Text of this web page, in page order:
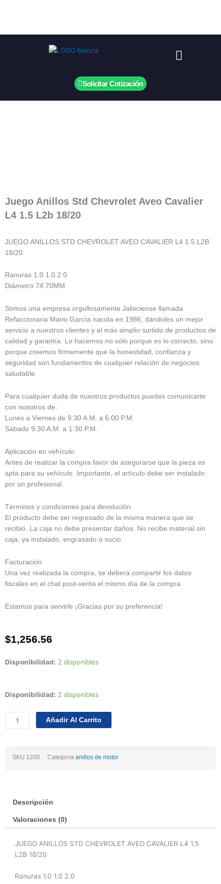
Menú
Solicitar Cotización
Juego Anillos Std Chevrolet Aveo Cavalier
L4 1.5 L2b 18/20
JUEGO ANILLOS STD CHEVROLET AVEO CAVALIER L4 1.5 L2B
18/20
Ranuras 1.0 1.0 2.0
Diámetro 74.70MM
Somos una empresa orgullosamente Jalisciense llamada
Refaccionaria Mario García nacida en 1986, dándoles un mejor
servicio a nuestros clientes y el más amplio surtido de productos de
calidad y garantía. Lo hacemos no sólo porque es lo correcto, sino
porque creemos firmemente que la honestidad, confianza y
seguridad son fundamentos de cualquier relación de negocios
saludable.
Para cualquier duda de nuestros productos puedes comunicarte
con nosotros de:
Lunes a Viernes de 9:30 A.M. a 6:00 P.M.
Sábado 9:30 A.M. a 1:30 P.M.
Aplicación en vehículo
Antes de realizar la compra favor de asegurarse que la pieza es
apta para su vehículo. Importante, el artículo debe ser instalado
por un profesional.
Términos y condiciones para devolución
El producto debe ser regresado de la misma manera que se
recibió. La caja no debe presentar daños. No recibe material sin
caja, ya instalado, engrasado o sucio.
Facturación
Una vez realizada la compra, se deberá compartir los datos
fiscales en el chat post-venta el mismo día de la compra.
Estamos para servirle ¡Gracias por su preferencia!
$1,256.56
Disponibilidad: 2 disponibles
Disponibilidad: 2 disponibles
Juego
Cavalier
cantidad
Añadir Al Carrito
SKU 1200 Categoría anillos de motor
Descripción
Valoraciones (0)
JUEGO ANILLOS STD CHEVROLET AVEO CAVALIER L4 1.5
L2B 18/20
Ranuras 1.0 1.0 2.0